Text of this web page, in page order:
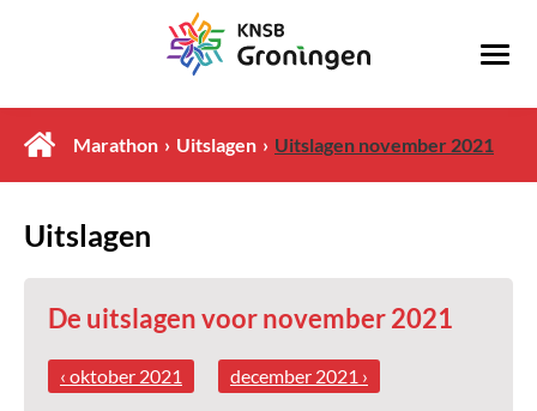
Marathon Uitslagen Uitslagen november 2021
Uitslagen
De uitslagen voor november 2021
‹ oktober 2021 december 2021 ›